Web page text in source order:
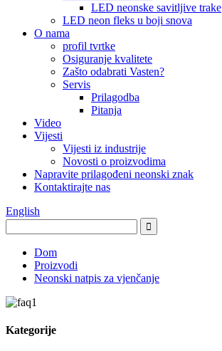
LED neonske savitljive trake
LED neon fleks u boji snova
O nama
profil tvrtke
Osiguranje kvalitete
Zašto odabrati Vasten?
Servis
Prilagodba
Pitanja
Video
Vijesti
Vijesti iz industrije
Novosti o proizvodima
Napravite prilagođeni neonski znak
Kontaktirajte nas
English
Dom
Proizvodi
Neonski natpis za vjenčanje
Kategorije